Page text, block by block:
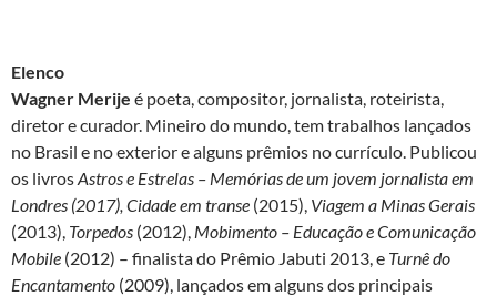
Elenco
Wagner Merije é poeta, compositor, jornalista, roteirista,
diretor e curador. Mineiro do mundo, tem trabalhos lançados
no Brasil e no exterior e alguns prêmios no currículo. Publicou
os livrosAstros e Estrelas – Memórias de um jovem jornalista em
Londres (2017), Cidade em transe (2015), Viagem a Minas Gerais
(2013), Torpedos (2012), Mobimento – Educação e Comunicação
Mobile (2012) – finalista do Prêmio Jabuti 2013, e Turnê do
Encantamento (2009), lançados em alguns dos principais